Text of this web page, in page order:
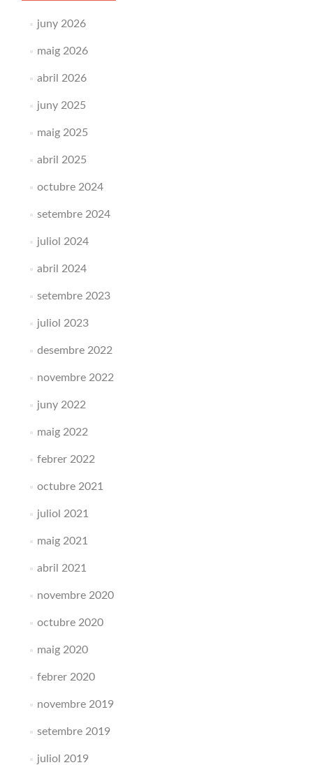
juny 2026
maig 2026
abril 2026
juny 2025
maig 2025
abril 2025
octubre 2024
setembre 2024
juliol 2024
abril 2024
setembre 2023
juliol 2023
desembre 2022
novembre 2022
juny 2022
maig 2022
febrer 2022
octubre 2021
juliol 2021
maig 2021
abril 2021
novembre 2020
octubre 2020
maig 2020
febrer 2020
novembre 2019
setembre 2019
juliol 2019